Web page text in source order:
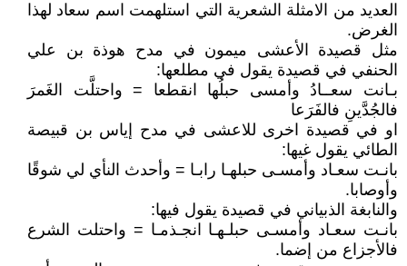
العديد من الامثلة الشعرية التي استلهمت اسم سعاد لهذا
الغرض.
مثل قصيدة الأعشى ميمون في مدح هوذة بن علي
الحنفي في قصيدة يقول في مطلعها:
بـانت سعــادُ وأمسى حبلُها انقطعا = واحتلَّت الغَمرَ
فالجُدَّينِ فالفَرَعا
او في قصيدة اخرى للاعشى في مدح إياس بن قبيصة
الطائي يقول غيها:
بانـت سعـاد وأمسـى حبلهـا رابـا = وأحدث النأي لي شوقًا
وأوصابا.
والنابغة الذبياني في قصيدة يقول فيها:
بانـت سعـاد وأمسـى حبلـهـا انجـذمـا = واحتلت الشرع
فالأجزاع من إضما.